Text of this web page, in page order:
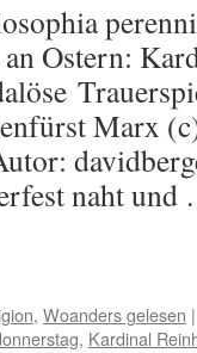
Ostern:
Marx
naht
, Woanders gelesen |
, Kardinal